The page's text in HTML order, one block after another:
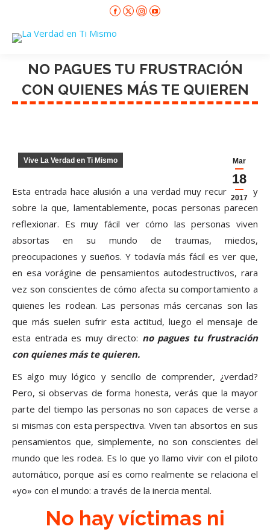
Facebook
window
X
window
Instagram
window
YouTube
window
NO PAGUES TU FRUSTRACIÓN
CON QUIENES MÁS TE QUIEREN
Mar
18
2017
Vive La Verdad en Ti Mismo
Esta entrada hace alusión a una verdad muy recurrente y
sobre la que, lamentablemente, pocas personas parecen
reflexionar. Es muy fácil ver cómo las personas viven
absortas en su mundo de traumas, miedos,
preocupaciones y sueños. Y todavía más fácil es ver que,
en esa vorágine de pensamientos autodestructivos, rara
vez son conscientes de cómo afecta su comportamiento a
quienes les rodean. Las personas más cercanas son las
que más suelen sufrir esta actitud, luego el mensaje de
esta entrada es muy directo: no pagues tu frustración
con quienes más te quieren.
ES algo muy lógico y sencillo de comprender, ¿verdad?
Pero, si observas de forma honesta, verás que la mayor
parte del tiempo las personas no son capaces de verse a
si mismas con esta perspectiva. Viven tan absortos en sus
pensamientos que, simplemente, no son conscientes del
mundo que les rodea. Es lo que yo llamo vivir con el piloto
automático, porque así es como realmente se relaciona el
«yo» con el mundo: a través de la inercia mental.
No hay víctimas ni